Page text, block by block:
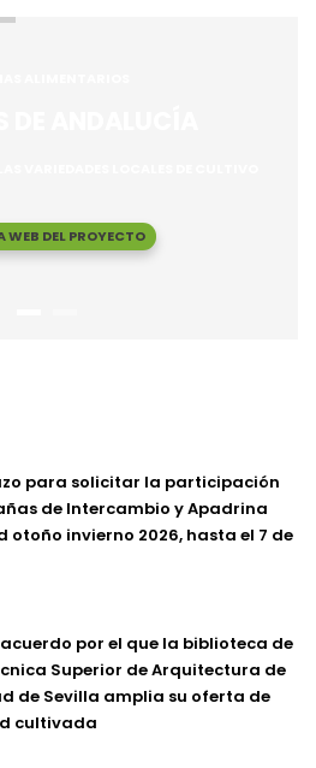
WEB DEL PROYECTO
para solicitar la participación
de Intercambio y Apadrina
otoño invierno 2026, hasta el 7 de
por el que la biblioteca de
Superior de Arquitectura de
de Sevilla amplia su oferta de
cultivada